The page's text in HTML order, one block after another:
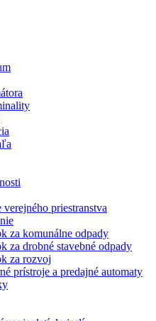
priestranstva
za komunálne odpady
za drobné stavebné odpady
za rozvoj
prístroje a predajné automaty